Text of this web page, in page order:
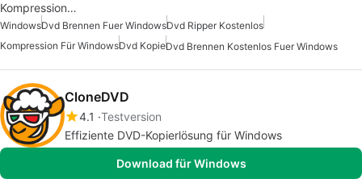
Kompression…
WindowsDvd Brennen Fuer WindowsDvd Ripper Kostenlos
Kompression Für WindowsDvd KopieDvd Brennen Kostenlos Fuer Windows
CloneDVD
4.1 Testversion
Effiziente DVD-Kopierlösung für Windows
Download für Windows